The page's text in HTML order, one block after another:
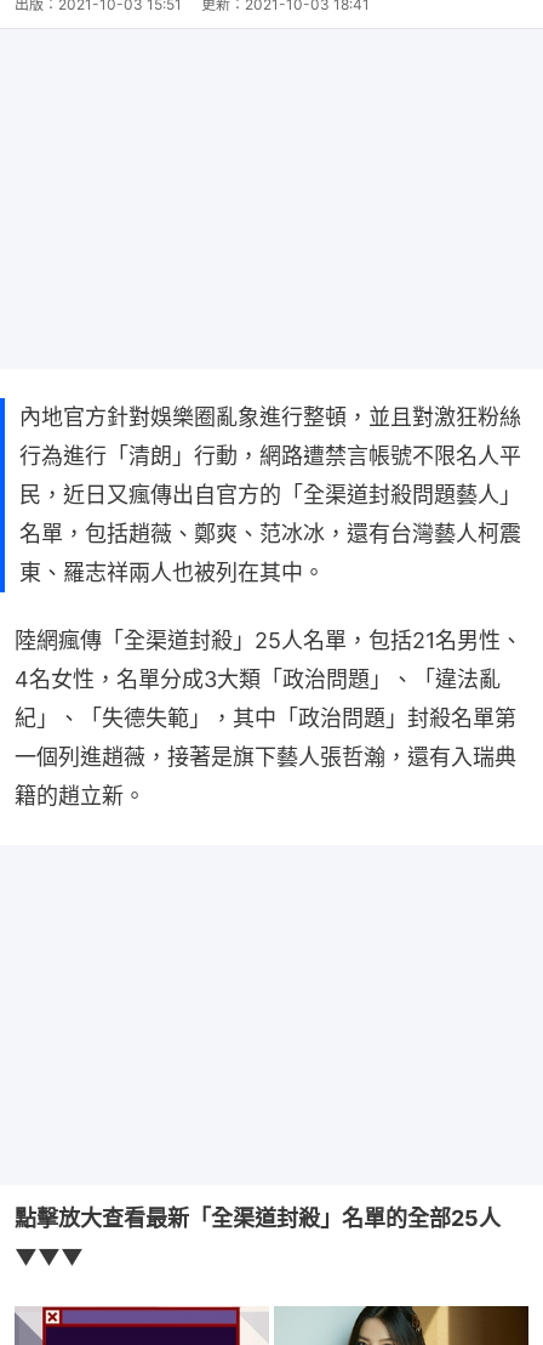
出版： 2021-10-03 15:51 更新： 2021-10-03 18:41
內地官方針對娛樂圈亂象進行整頓，並且對激狂粉絲
行為進行「清朗」行動，網路遭禁言帳號不限名人平
民，近日又瘋傳出自官方的「全渠道封殺問題藝人」
名單，包括趙薇、鄭爽、范冰冰，還有台灣藝人柯震
東、羅志祥兩人也被列在其中。
陸網瘋傳「全渠道封殺」25人名單，包括21名男性、
4名女性，名單分成3大類「政治問題」、「違法亂
紀」、「失德失範」，其中「政治問題」封殺名單第
一個列進趙薇，接著是旗下藝人張哲瀚，還有入瑞典
籍的趙立新。
點擊放大查看最新「全渠道封殺」名單的全部25人
▼▼▼